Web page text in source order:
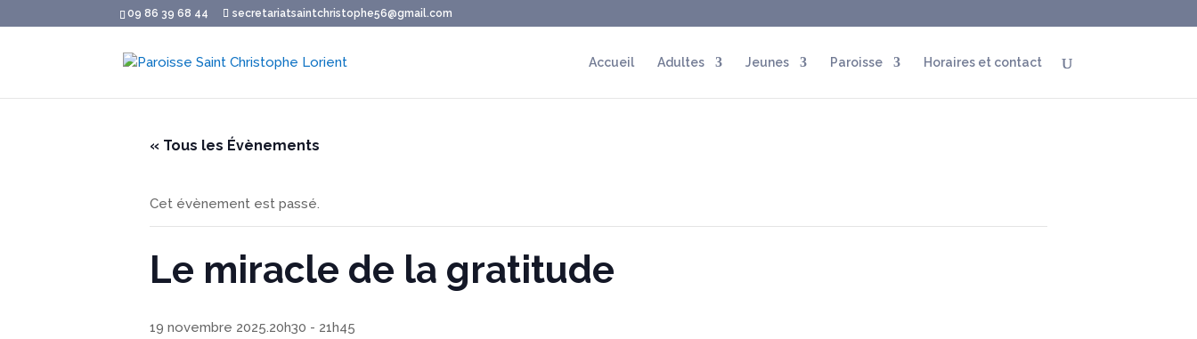
09 86 39 68 44 secretariatsaintchristophe56@gmail.com
Accueil Adultes Jeunes Paroisse Horaires et contact
« Tous les Évènements
Cet évènement est passé.
Le miracle de la gratitude
19 novembre 2025.20h30 - 21h45